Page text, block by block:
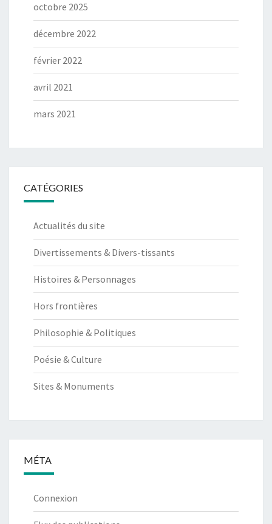
octobre 2025
décembre 2022
février 2022
avril 2021
mars 2021
CATÉGORIES
Actualités du site
Divertissements & Divers-tissants
Histoires & Personnages
Hors frontières
Philosophie & Politiques
Poésie & Culture
Sites & Monuments
MÉTA
Connexion